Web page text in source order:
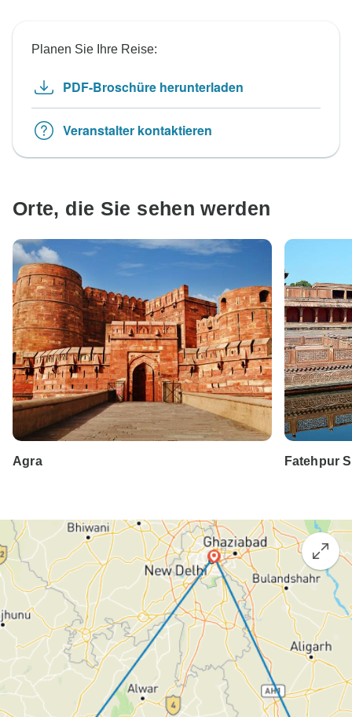
Planen Sie Ihre Reise:
PDF-Broschüre herunterladen
Veranstalter kontaktieren
Orte, die Sie sehen werden
Agra Fatehpur